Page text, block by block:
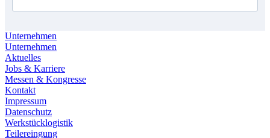
Unternehmen
Unternehmen
Aktuelles
Jobs & Karriere
Messen & Kongresse
Kontakt
Impressum
Datenschutz
Werkstücklogistik
Teilereingung